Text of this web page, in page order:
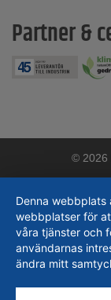
Partner &
© 2026
Denna
webbplatser för
våra tjänster och
användarnas
ändra mitt